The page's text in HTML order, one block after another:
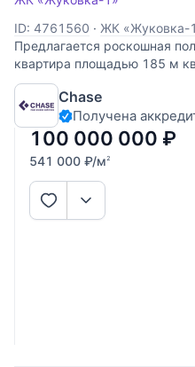
ID: 4761560 · ЖК «Жуковка-
Предлагается роскошная
квартира площадью 185 м
этаже / 7 этажного дома в
ремонт с использованием
ведущих производителей!
Chase
Получена
100 000 000 ₽
541 000 ₽/м2